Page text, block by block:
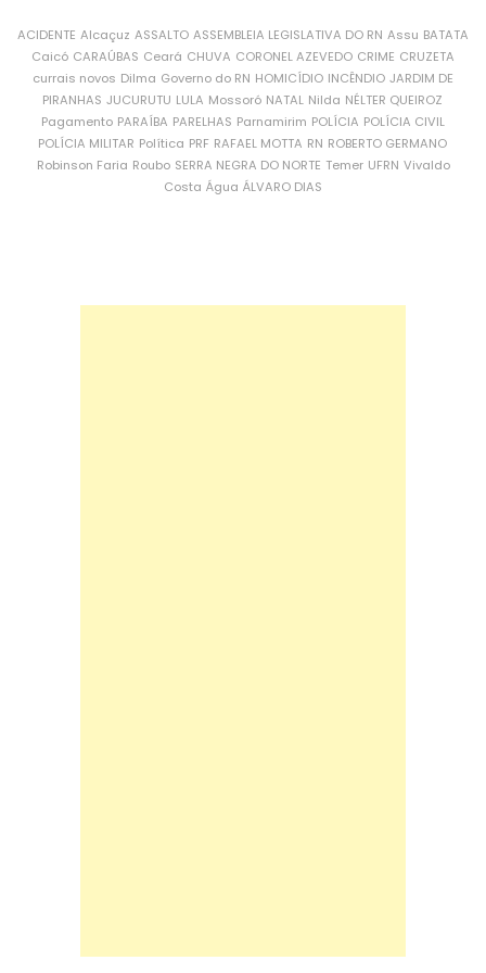
ACIDENTE Alcaçuz ASSALTO ASSEMBLEIA LEGISLATIVA DO RN Assu BATATA
Caicó CARAÚBAS Ceará CHUVA CORONEL AZEVEDO CRIME CRUZETA
currais novos Dilma Governo do RN HOMICÍDIO INCÊNDIO JARDIM DE
PIRANHAS JUCURUTU LULA Mossoró NATAL Nilda NÉLTER QUEIROZ
Pagamento PARAÍBA PARELHAS Parnamirim POLÍCIA POLÍCIA CIVIL
POLÍCIA MILITAR Política PRF RAFAEL MOTTA RN ROBERTO GERMANO
Robinson Faria Roubo SERRA NEGRA DO NORTE Temer UFRN Vivaldo
Costa Água ÁLVARO DIAS